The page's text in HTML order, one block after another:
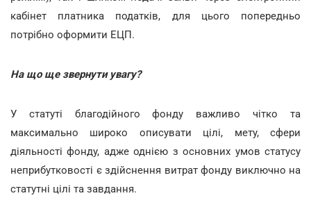
кабінет платника податків, для цього попередньо
потрібно оформити ЕЦП.
На що ще звернути увагу?
У статуті благодійного фонду важливо чітко та
максимально широко описувати цілі, мету, сфери
діяльності фонду, адже однією з основних умов статусу
неприбутковості є здійснення витрат фонду виключно на
статутні цілі та завдання.